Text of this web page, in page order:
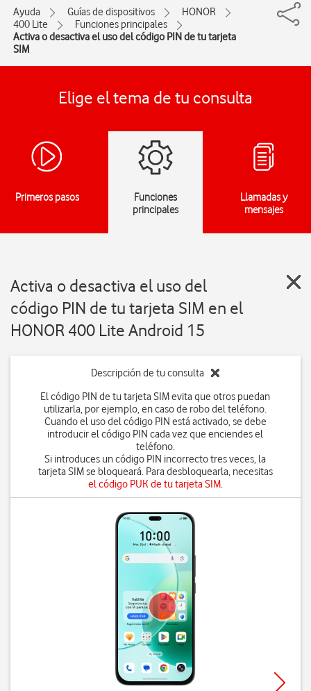
Ayuda Guías de dispositivos
HONOR
400 Lite
Funciones principales
Activa o desactiva el uso del código PIN de tu tarjeta
SIM
Elige el tema de tu consulta
Primeros pasos
Funciones
principales
Llamadas y
mensajes
Activa o desactiva el uso del
código PIN de tu tarjeta SIM en el
HONOR 400 Lite Android 15
Descripción de tu consulta
El código PIN de tu tarjeta SIM evita que otros puedan
utilizarla, por ejemplo, en caso de robo del teléfono.
Cuando el uso del código PIN está activado, se debe
introducir el código PIN cada vez que enciendes el
teléfono.
Si introduces un código PIN incorrecto tres veces, la
tarjeta SIM se bloqueará. Para desbloquearla, necesitas
el código PUK de tu tarjeta SIM.